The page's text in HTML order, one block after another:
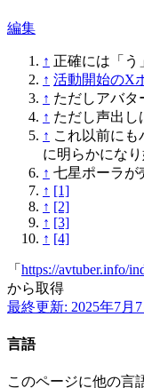
編集
↑ 正確には「う
↑ 活動開始のX
↑ ただしアバタ
↑ ただし声出し
↑ これ以前にも
に明らかにな
↑ 七星ポーラが
↑ [1]
↑ [2]
↑ [3]
↑ [4]
「 https://avtuber.info/
から取得
最終更新: 2025年7月
言語
このページに他の言